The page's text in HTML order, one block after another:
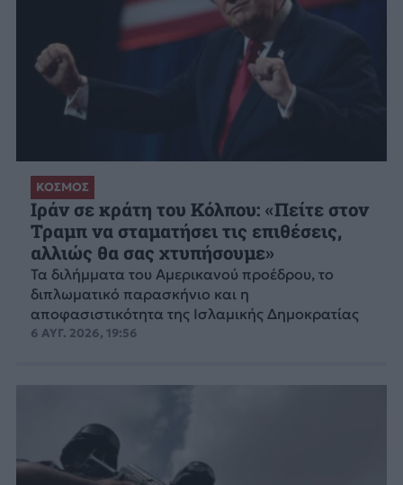
ΚΟΣΜΟΣ
Ιράν σε κράτη του Κόλπου: «Πείτε στον
Τραμπ να σταματήσει τις επιθέσεις,
αλλιώς θα σας χτυπήσουμε»
Τα διλήμματα του Αμερικανού προέδρου, το
διπλωματικό παρασκήνιο και η
αποφασιστικότητα της Ισλαμικής Δημοκρατίας
6 ΑΥΓ. 2026, 19:56